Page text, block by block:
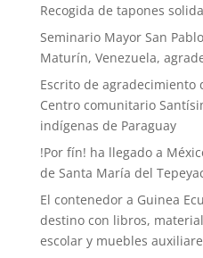
Recogida de tapones
Seminario Mayor San
Maturín, Venezuela,
Escrito de agradecimiento
Centro comunitario
indígenas de Paraguay
!Por fín! ha llegado a
de Santa María del
El contenedor a Guinea
destino con libros,
escolar y muebles